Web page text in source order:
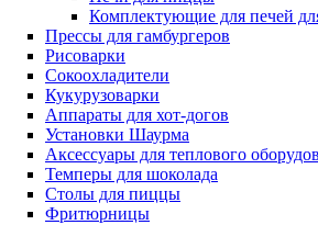
Комплектующие для печей
Прессы для гамбургеров
Рисоварки
Сокоохладители
Кукурузоварки
Аппараты для хот-догов
Установки Шаурма
Аксессуары для теплового
Темперы для шоколада
Столы для пиццы
Фритюрницы